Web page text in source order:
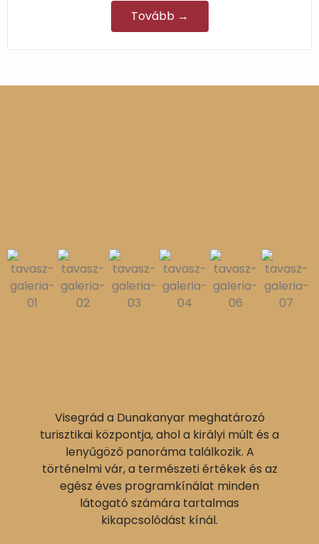
Tovább →
Visegrád a Dunakanyar meghatározó
turisztikai központja, ahol a királyi múlt és a
lenyűgöző panoráma találkozik. A
történelmi vár, a természeti értékek és az
egész éves programkínálat minden
látogató számára tartalmas
kikapcsolódást kínál.